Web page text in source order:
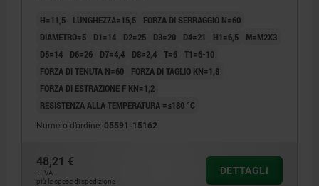
1) Piastra
H=11,5 LUNGHEZZA=15,5
FORZA DI SERRAGGIO N=60
DIAMETRO=5
D1=14 D2=25 D3=20 D4=21 H1=6,5
M=M2X3
D5=14
D6=26 D7=4,4 D8=2,4 T=6 T1=6-10
FORZA DI TENUTA N=60
FORZA DI TAGLIO KN=1,8
FORZA DI ESTRAZIONE F KN=1,2
RESISTENZA ALLA TEMPERATURA =≤180 °C
Numero d’ordine: 05591-15162
48,21 €
+ IVA
più le spese di spedizione
DETTAGLI